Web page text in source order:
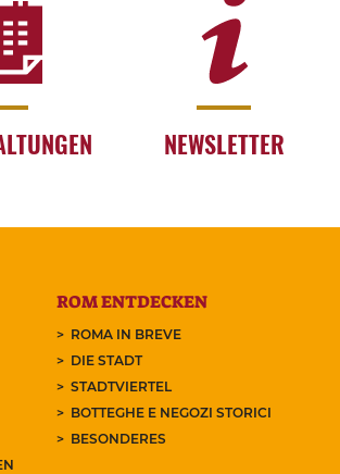
NEWSLETTER
ROM ENTDECKEN
ROMA IN BREVE
DIE STADT
STADTVIERTEL
BOTTEGHE E NEGOZI STORICI
BESONDERES